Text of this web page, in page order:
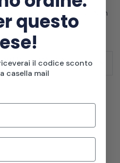
con un prodotto che
del Sud-Ovest francese. Non
la tentazione è grande e il
MAISON
questo
il codice sconto
casella mail